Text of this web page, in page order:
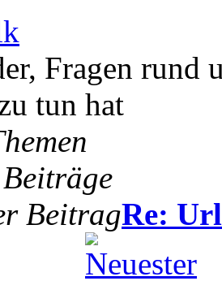
Fragen rund
tun hat
Beiträge
BeitragRe: